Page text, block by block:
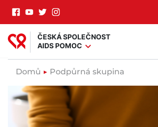
ČESKÁ SPOLEČNOST
AIDS POMOC expand_more
Domů ▶ Podpůrná skupina